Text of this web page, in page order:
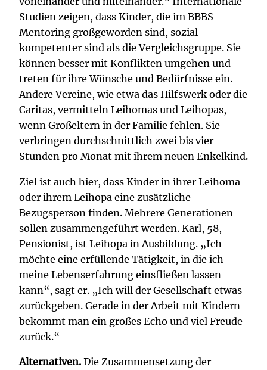
Studien zeigen, dass Kinder, die im BBBS-
Mentoring großgeworden sind, sozial
kompetenter sind als die Vergleichsgruppe. Sie
können besser mit Konflikten umgehen und
treten für ihre Wünsche und Bedürfnisse ein.
Andere Vereine, wie etwa das Hilfswerk oder die
Caritas, vermitteln Leihomas und Leihopas,
wenn Großeltern in der Familie fehlen. Sie
verbringen durchschnittlich zwei bis vier
Stunden pro Monat mit ihrem neuen Enkelkind.
Ziel ist auch hier, dass Kinder in ihrer Leihoma
oder ihrem Leihopa eine zusätzliche
Bezugsperson finden. Mehrere Generationen
sollen zusammengeführt werden. Karl, 58,
Pensionist, ist Leihopa in Ausbildung. „Ich
möchte eine erfüllende Tätigkeit, in die ich
meine Lebenserfahrung einsfließen lassen
kann“, sagt er. „Ich will der Gesellschaft etwas
zurückgeben. Gerade in der Arbeit mit Kindern
bekommt man ein großes Echo und viel Freude
zurück.“
Alternativen. Die Zusammensetzung der